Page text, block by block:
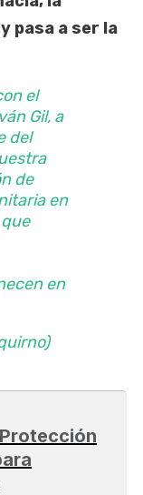
pasa a ser la
el
Gil, a
del
de
en
en